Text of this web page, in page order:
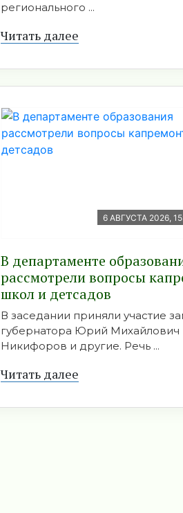
регионального ...
Читать далее
6 АВГУСТА 2026,
В департаменте
рассмотрели вопросы
школ и детсадов
В заседании приняли участие
губернатора Юрий Михайлович
Никифоров и другие. Речь ...
Читать далее